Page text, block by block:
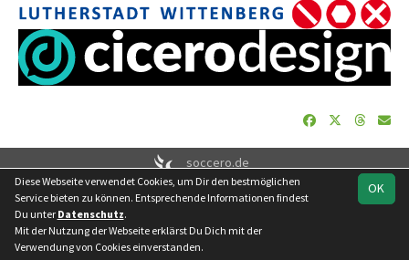
soccero.de
© 2006 - 2026
Besucherstatistik Geburtstage Impressum
Datenschutz
Kontakt
OK
Diese Webseite verwendet Cookies, um Dir den bestmöglichen
Service bieten zu können. Entsprechende Informationen findest
Du unter Datenschutz.
Mit der Nutzung der Webseite erklärst Du Dich mit der
Verwendung von Cookies einverstanden.